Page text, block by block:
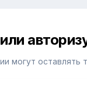
могут оставлять